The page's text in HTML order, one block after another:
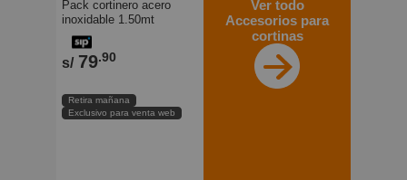
Pack cortinero acero
inoxidable 1.50mt
Orange
s/ 79.90
Retira mañana
Exclusivo para venta web
Ver todo
Accesorios para
cortinas